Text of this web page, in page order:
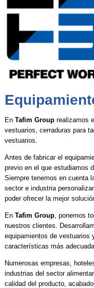
En Tafim Grouprealizamos
vestuarios, cerraduras para
vestuarios.
Antes de fabricar el
previo en el que estudiamos
Siempre tenemos en cuenta
sector e industria
poder ofrecer la mejor
En Tafim Group, ponemos
nuestros clientes.
equipamientos de vestuarios
características más
Numerosas empresas,
industrias del sector
calidad del producto,